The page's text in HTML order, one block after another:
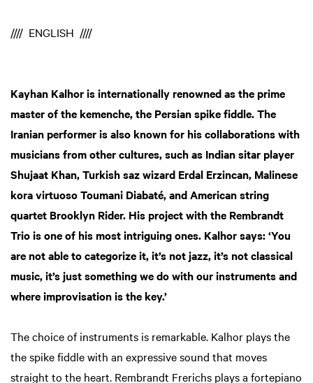
//// ENGLISH ////
Kayhan Kalhor is internationally renowned as the prime
master of the kemenche, the Persian spike fiddle. The
Iranian performer is also known for his collaborations with
musicians from other cultures, such as Indian sitar player
Shujaat Khan, Turkish saz wizard Erdal Erzincan, Malinese
kora virtuoso Toumani Diabaté, and American string
quartet Brooklyn Rider. His project with the Rembrandt
Trio is one of his most intriguing ones. Kalhor says: ‘You
are not able to categorize it, it’s not jazz, it’s not classical
music, it’s just something we do with our instruments and
where improvisation is the key.’
The choice of instruments is remarkable. Kalhor plays the
the spike fiddle with an expressive sound that moves
straight to the heart. Rembrandt Frerichs plays a fortepiano